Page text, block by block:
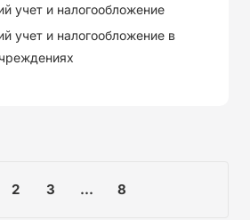
учет и налогообложение
учет и налогообложение в
2 3 ... 8